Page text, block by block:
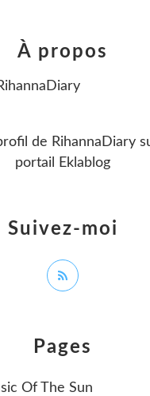
Pages
Of The Sun
Suivez-moi
À propos
de RihannaDiary
portail Eklablog